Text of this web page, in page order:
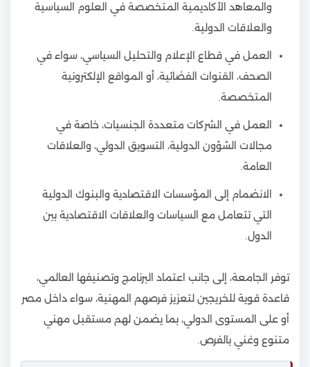
والمعاهد الأكاديمية المتخصصة في العلوم السياسية
والعلاقات الدولية.
العمل في قطاع الإعلام والتحليل السياسي، سواء في
الصحف، القنوات الفضائية، أو المواقع الإلكترونية
المتخصصة.
العمل في الشركات متعددة الجنسيات، خاصة في
مجالات الشؤون الدولية، التسويق الدولي، والعلاقات
العامة.
الانضمام إلى المؤسسات الاقتصادية والبنوك الدولية
التي تتعامل مع السياسات والعلاقات الاقتصادية بين
الدول.
توفر الجامعة، إلى جانب اعتماد البرنامج وتصنيفها العالمي،
قاعدة قوية للخريجين لتعزيز فرصهم المهنية، سواء داخل مصر
أو على المستوى الدولي، بما يضمن لهم مستقبل مهني
متنوع وغني بالفرص.